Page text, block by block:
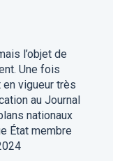
l’objet de
Une fois
vigueur très
au Journal
nationaux
État membre